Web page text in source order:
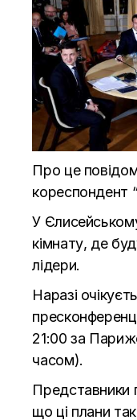
Про це
кореспондент
У
кімнату, де
лідери.
Наразі
21:00 за
часом).
що ці плани